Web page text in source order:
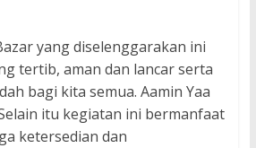
yang diselenggarakan ini
tertib, aman dan lancar serta
bagi kita semua. Aamin Yaa
itu kegiatan ini bermanfaat
ketersedian dan